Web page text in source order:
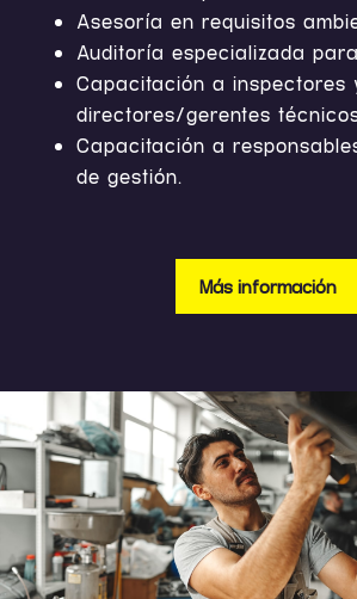
Asesoría en requisitos
Auditoría especializada para
Capacitación a inspectores
directores/gerentes
Capacitación a
de gestión.
Más información